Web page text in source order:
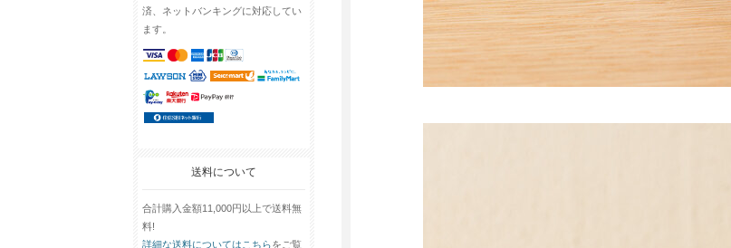
済、ネットバンキングに対応してい
ます。
送料について
合計購入金額11,000円以上で送料無
料!
詳細な送料についてはこちらをご覧